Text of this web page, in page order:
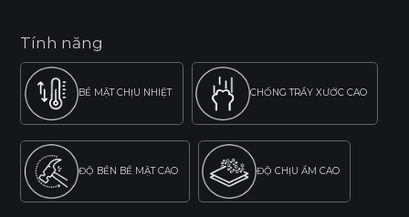
Tính năng
BỀ MẶT CHỊU NHIỆT CHỐNG TRẦY XƯỚC CAO
ĐỘ BỀN BỀ MẶT CAO ĐỘ CHỊU ẨM CAO